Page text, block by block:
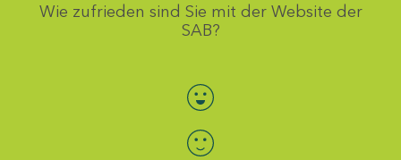
Wie zufrieden sind Sie mit der Website der
SAB?
Bewertung auswählen